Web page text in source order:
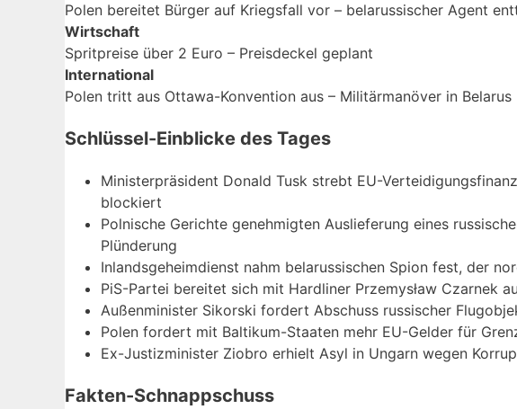
Polen bereitet Bürger auf Kriegsfall vor – belarussischer Agent
Wirtschaft
Spritpreise über 2 Euro – Preisdeckel geplant
International
Polen tritt aus Ottawa-Konvention aus – Militärmanöver in Belarus
Schlüssel-Einblicke des Tages
Ministerpräsident Donald Tusk strebt EU-
blockiert
Polnische Gerichte genehmigten Auslieferung eines
Plünderung
Inlandsgeheimdienst nahm belarussischen Spion fest, der
PiS-Partei bereitet sich mit Hardliner Przemysław Czarnek
Außenminister Sikorski fordert Abschuss russischer
Polen fordert mit Baltikum-Staaten mehr EU-Gelder für
Ex-Justizminister Ziobro erhielt Asyl in Ungarn wegen
Fakten-Schnappschuss